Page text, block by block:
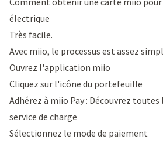
électrique
Très facile.
Avec miio, le processus est assez
Ouvrez l'application miio
Cliquez sur l'icône du portefeuille
Adhérez à miio Pay : Découvrez
service de charge
Sélectionnez le mode de paiement